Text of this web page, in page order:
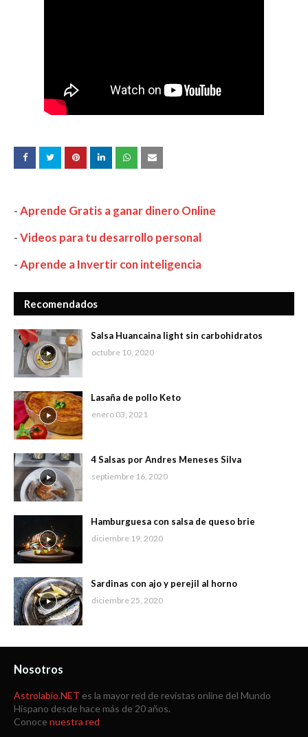
-Aprende Gratis a ganar dinero Online
-Videos para tu desarrollo personal
-Aprende a Invertir con inteligencia
Recomendados
Salsa Huancaina light sin carbohidratos
octubre 10, 2020
Lasaña de pollo Keto
enero 03, 2021
4 Salsas por Andres Meneses Silva
septiembre 16, 2020
Hamburguesa con salsa de queso brie
diciembre 19, 2020
Sardinas con ajo y perejil al horno
diciembre 25, 2020
Nosotros
Astrolabio.NET es la mayor red de revistas online del Mundo
Hispano desde hace más de 20 años.
Conoce nuestra red